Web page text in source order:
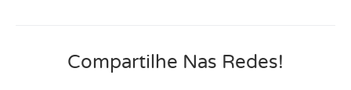
Compartilhe Nas Redes!